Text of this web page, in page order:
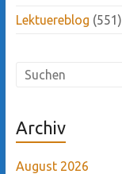
Lektuereblog (551)
Archiv
August 2026